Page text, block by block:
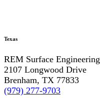
Texas
REM Surface Engineering
2107 Longwood Drive
Brenham, TX 77833
(979) 277-9703